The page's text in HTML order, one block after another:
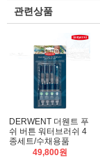
관련상품
DERWENT 더웬트 푸
쉬 버튼 워터브러쉬 4
종세트/수채용품
49,800원